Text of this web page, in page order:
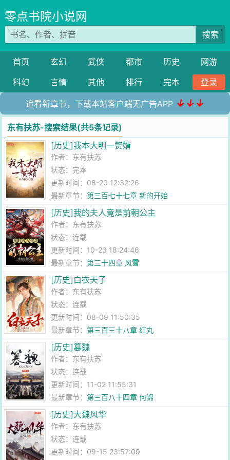
零点书院小说网
搜索
首页 玄幻 武侠 都市 历史
网游
科幻
言情 其他 排行 完本 登录
追看新章节，下载本站客户端无广告APP ↓↓↓
东有扶苏-搜索结果(共5条记录)
[历史]我本大明一赘婿
作者： 东有扶苏
状态：完本
更新时间：08-20 12:32:26
最新章节：第三百七十七章 新的开始
[历史]我的夫人竟是前朝公主
作者： 东有扶苏
状态：连载
更新时间：10-23 18:24:46
最新章节：第三十四章 风雪
[历史]白衣天子
作者： 东有扶苏
状态：连载
更新时间：08-09 11:50:35
最新章节：第三百三十八章 红丸
[历史]篡魏
作者： 东有扶苏
状态：连载
更新时间：11-02 11:55:31
最新章节：第三百八十四章 何锦
[历史]大魏风华
作者： 东有扶苏
状态：连载
更新时间：09-15 23:57:09